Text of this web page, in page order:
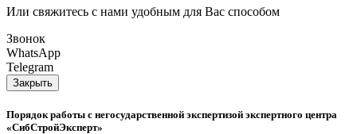
Или свяжитесь с нами удобным для Вас способом
Звонок
WhatsApp
Telegram
Закрыть
Порядок работы с негосударственной экспертизой экспертного центра
«СибСтройЭксперт»